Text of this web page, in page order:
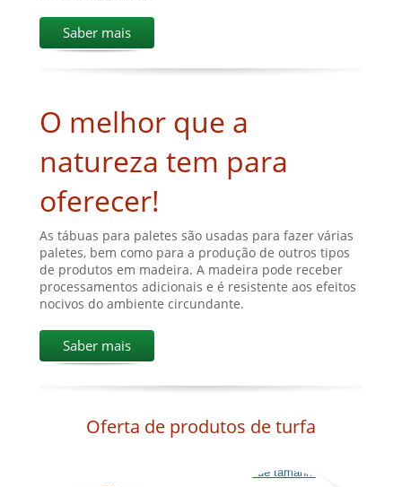
Saber mais
O melhor que a
natureza tem para
oferecer!
As tábuas para paletes são usadas para fazer várias
paletes, bem como para a produção de outros tipos
de produtos em madeira. A madeira pode receber
processamentos adicionais e é resistente aos efeitos
nocivos do ambiente circundante.
Saber mais
Oferta de produtos de turfa